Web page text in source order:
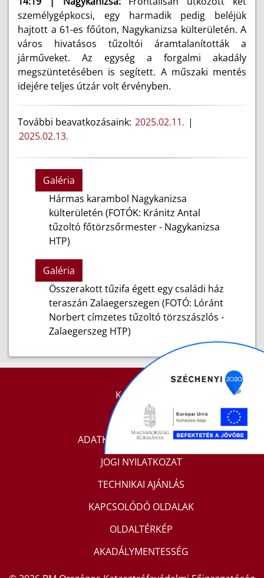
személygépkocsi, egy harmadik pedig beléjük
hajtott a 61-es főúton, Nagykanizsa külterületén. A
város hivatásos tűzoltói áramtalanították a
járműveket. Az egység a forgalmi akadály
megszüntetésében is segített. A műszaki mentés
idejére teljes útzár volt érvényben.
További beavatkozásaink: 2025.02.11. |
2025.02.13.
Galéria
Hármas karambol Nagykanizsa
külterületén (FOTÓK: Kránitz Antal
tűzoltó főtörzsőrmester - Nagykanizsa
HTP)
Galéria
Összerakott tűzifa égett egy családi ház
teraszán Zalaegerszegen (FOTÓ: Lóránt
Norbert címzetes tűzoltó törzszászlós -
Zalaegerszeg HTP)
KAPCSOLAT
IMPRESSZUM
ADATKEZELÉSI TÁJÉKOZTATÓ
JOGI NYILATKOZAT
TECHNIKAI AJÁNLÁS
KAPCSOLÓDÓ OLDALAK
OLDALTÉRKÉP
AKADÁLYMENTESSÉG